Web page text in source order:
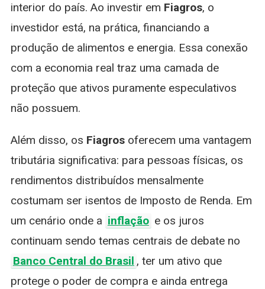
interior do país. Ao investir em Fiagros, o
investidor está, na prática, financiando a
produção de alimentos e energia. Essa conexão
com a economia real traz uma camada de
proteção que ativos puramente especulativos
não possuem.
Além disso, os Fiagrosoferecem uma vantagem
tributária significativa: para pessoas físicas, os
rendimentos distribuídos mensalmente
costumam ser isentos de Imposto de Renda. Em
um cenário onde a inflação e os juros
continuam sendo temas centrais de debate no
Banco Central do Brasil , ter um ativo que
protege o poder de compra e ainda entrega